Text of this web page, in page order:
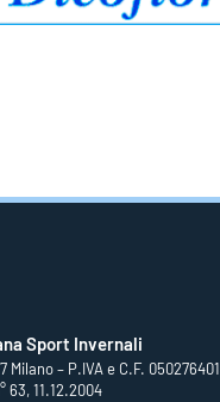
Sport Invernali
Milano – P.IVA e C.F.
63, 11.12.2004